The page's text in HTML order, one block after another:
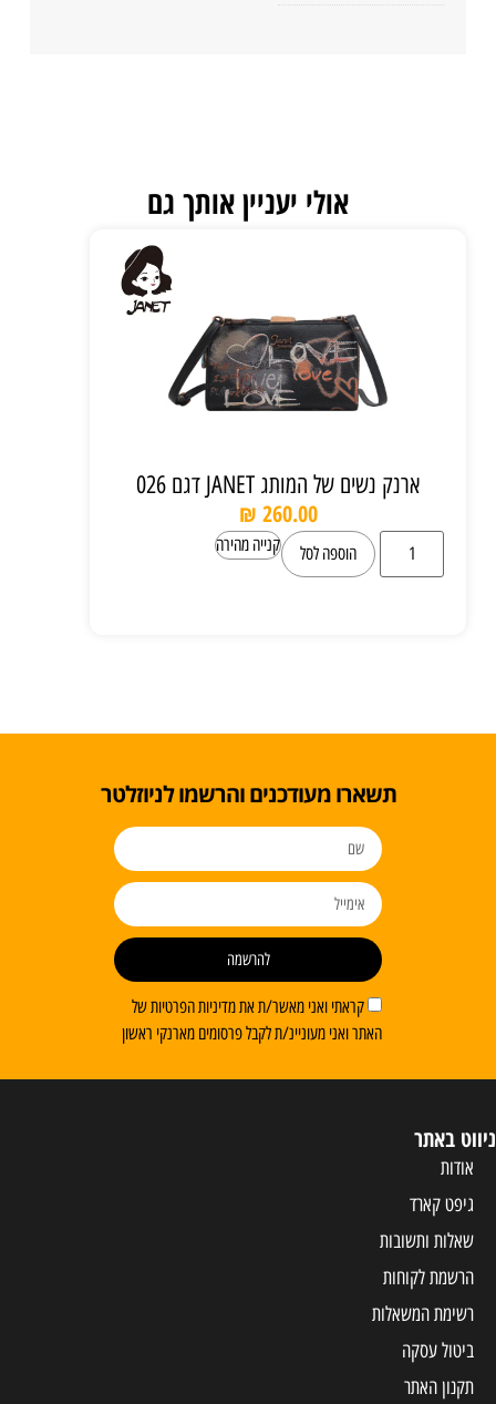
אולי יעניין אותך גם
ארנק נשים של המותג JANET דגם 026
₪ 260.00
הוספה לסל קנייה מהירה
תשארו מעודכנים והרשמו לניוזלטר
קראתי ואני מאשר/ת את מדיניות הפרטיות של
האתר ואני מעוניינ/ת לקבל פרסומים מארנקי ראשון
להרשמה
ניווט באתר
אודות
גיפט קארד
שאלות ותשובות
הרשמת לקוחות
רשימת המשאלות
ביטול עסקה
תקנון האתר